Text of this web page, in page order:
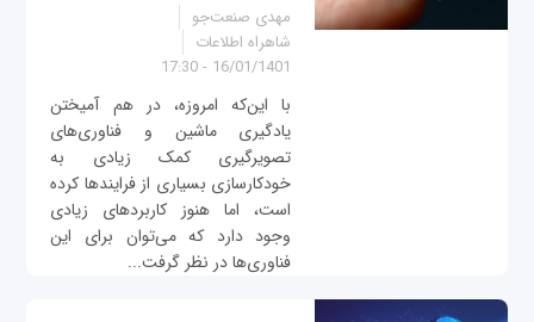
مهدی صنعت‌جو
شاهراه اطلاعات
16/01/1401 - 17:30
با این‌که امروزه، در هم آمیختن
یادگیری ماشین و فناوری‌های
تصویرگیری کمک زیادی به
خودکارسازی بسیاری از فرایندها کرده
است، اما هنوز کاربردهای زیادی
وجود دارد که می‌توان برای این
فناوری‌ها در نظر گرفت...